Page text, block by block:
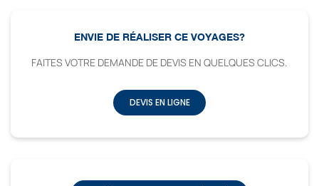
ENVIE DE RÉALISER CE VOYAGES?
FAITES VOTRE DEMANDE DE DEVIS EN QUELQUES CLICS.
DEVIS EN LIGNE